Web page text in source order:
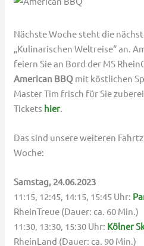
Nächste Woche steht die
„Kulinarischen Weltreise“ an.
feiern Sie an Bord der MS
American BBQ mit köstlichen
Master Tim frisch für Sie
Tickets hier.
Das sind unsere weiteren
Woche:
Samstag, 24.06.2023
11:15, 12:45, 14:15, 15:45 Uhr:
RheinTreue (Dauer: ca. 60 Min.)
11:30, 13:30, 15:30 Uhr: Kölner
RheinLand (Dauer: ca. 90 Min.)